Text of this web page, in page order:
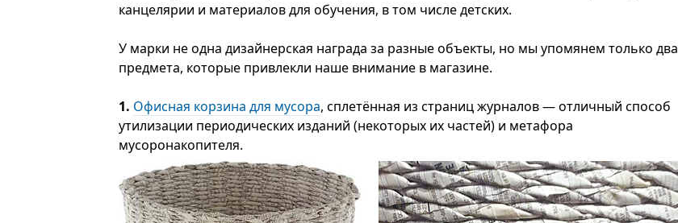
канцелярии и материалов для обучения, в том числе детских.
У марки не одна дизайнерская награда за разные объекты, но мы упомянем только два
предмета, которые привлекли наше внимание в магазине.
1. Офисная корзина для мусора, сплетённая из страниц журналов — отличный способ
утилизации периодических изданий (некоторых их частей) и метафора
мусоронакопителя.